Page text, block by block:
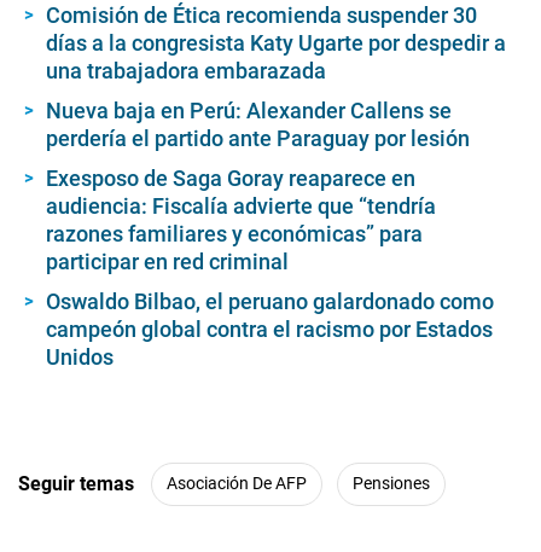
Comisión de Ética recomienda suspender 30
días a la congresista Katy Ugarte por despedir a
una trabajadora embarazada
Nueva baja en Perú: Alexander Callens se
perdería el partido ante Paraguay por lesión
Exesposo de Saga Goray reaparece en
audiencia: Fiscalía advierte que “tendría
razones familiares y económicas” para
participar en red criminal
Oswaldo Bilbao, el peruano galardonado como
campeón global contra el racismo por Estados
Unidos
Seguir temas Asociación De AFP Pensiones